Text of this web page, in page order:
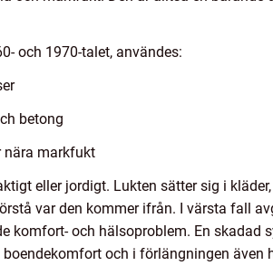
och 1970-talet, användes:
betong
nära markfukt
eller jordigt. Lukten sätter sig i
var den kommer ifrån. I värsta fall
komfort- och hälsoproblem. En skadad
och i förlängningen även